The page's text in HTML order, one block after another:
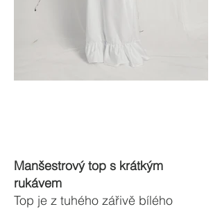
Manšestrový top s krátkým
rukávem
Top je z tuhého zářivě bílého